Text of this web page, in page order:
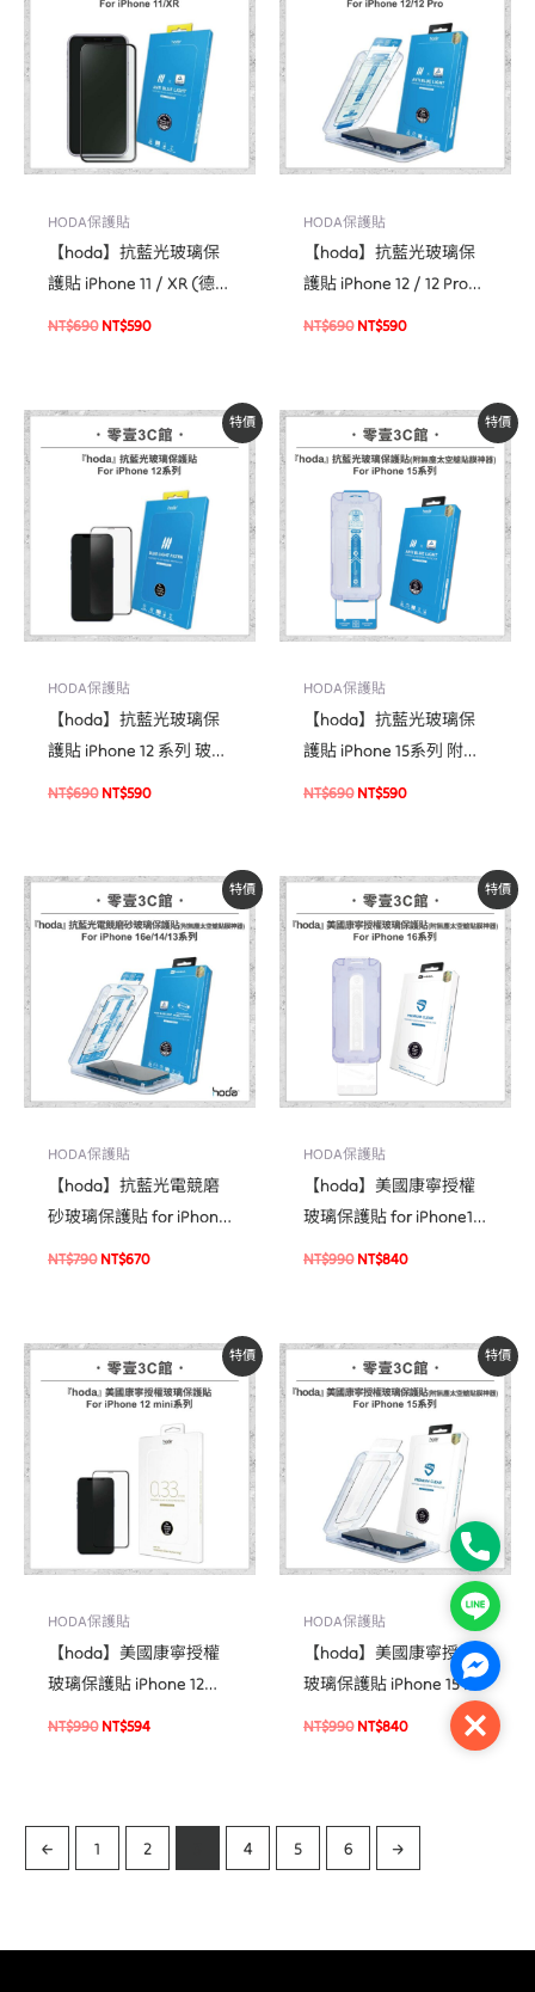
HODA保護貼
【hoda】抗藍光玻璃保
護貼 iPhone 11 / XR (德國
萊因TÜV RPF20認證) 手
NT$690
格：
NT$590
格：
NT$590。
HODA保護貼
【hoda】抗藍光玻璃保
護貼 iPhone 12 / 12 Pro
附無塵太空艙貼膜神器
NT$690
格：
NT$590
格：
NT$590。
特價
HODA保護貼
【hoda】抗藍光玻璃保
護貼 iPhone 12 系列 玻璃
保護貼 手機貼 螢幕貼
NT$690
原
始
價
格：
NT$690。
NT$590
目
前
價
格：
NT$590。
特價
HODA保護貼
【hoda】抗藍光玻璃保
護貼 iPhone 15系列 附無
塵太空艙貼膜神器 (德國
NT$690
原
始
價
格：
NT$690。
NT$590
目
前
價
格：
NT$590。
特價
HODA保護貼
【hoda】抗藍光電競磨
砂玻璃保護貼 for iPhone
16e/14/13/13 Pro系列(附
NT$790
原
始
價
格：
NT$670
目
前
價
格：
NT$670。
特價
HODA保護貼
【hoda】美國康寧授權
玻璃保護貼 for iPhone16
系列(附無塵太空艙貼膜
NT$990
原
始
價
格：
NT$990。
NT$840
目
前
價
格：
NT$840。
特價
HODA保護貼
【hoda】美國康寧授權
玻璃保護貼 iPhone 12
mini 手機玻璃貼 保護貼
NT$990
原
始
價
格：
NT$990。
NT$594
目
前
價
格：
NT$594。
特價
HODA保護貼
【hoda】美國康寧授權
玻璃保護貼 iPhone 15 系
列 附無塵太空艙貼膜神
器 手機玻璃貼 保護貼
NT$990
原
始
價
格：
NT$840
目
前
價
格：
NT$840。
← 1 2 4 5 6 →
Phone
Line
Close